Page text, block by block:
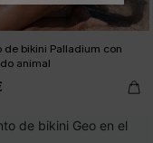
de bikini Palladium con
animal